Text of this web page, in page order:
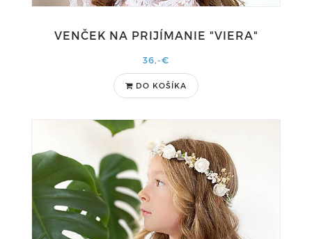
VENČEK NA PRIJÍMANIE "VIERA"
36,-€
DO KOŠÍKA